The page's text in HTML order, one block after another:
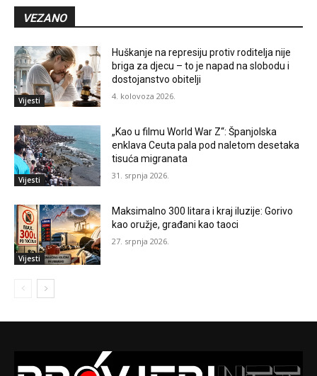
VEZANO
Vijesti
Huškanje na represiju protiv roditelja nije
briga za djecu – to je napad na slobodu i
dostojanstvo obitelji
4. kolovoza 2026.
Vijesti
„Kao u filmu World War Z“: Španjolska
enklava Ceuta pala pod naletom desetaka
tisuća migranata
31. srpnja 2026.
Vijesti
Maksimalno 300 litara i kraj iluzije: Gorivo
kao oružje, građani kao taoci
27. srpnja 2026.